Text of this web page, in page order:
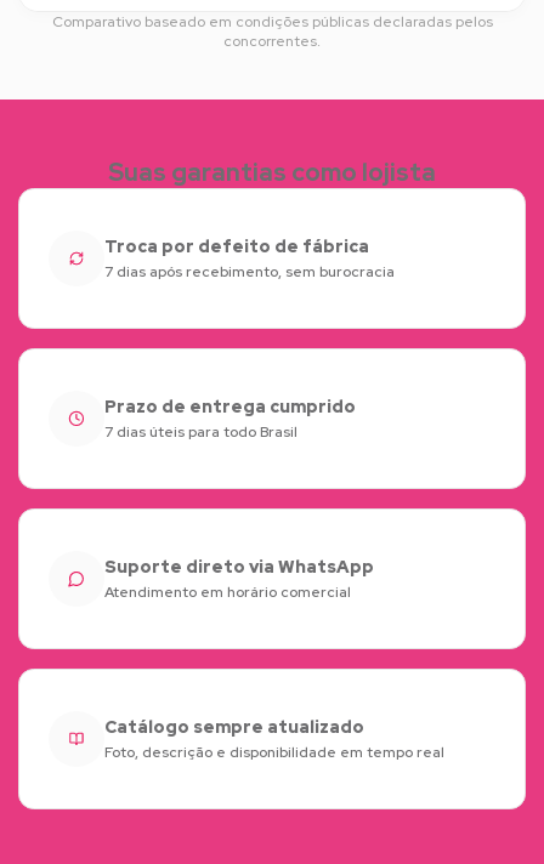
Comparativo baseado em condições públicas declaradas pelos
concorrentes.
Suas garantias como lojista
Troca por defeito de fábrica
7 dias após recebimento, sem burocracia
Prazo de entrega cumprido
7 dias úteis para todo Brasil
Suporte direto via WhatsApp
Atendimento em horário comercial
Catálogo sempre atualizado
Foto, descrição e disponibilidade em tempo real